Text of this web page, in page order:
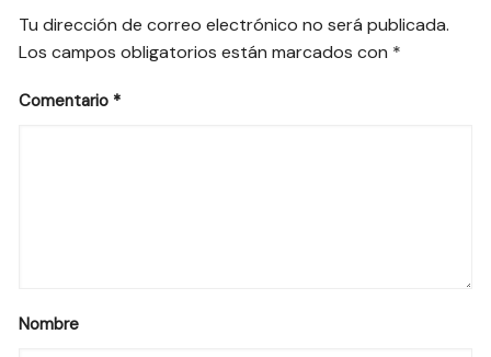
Tu dirección de correo electrónico no será publicada.
Los campos obligatorios están marcados con *
Comentario *
Nombre